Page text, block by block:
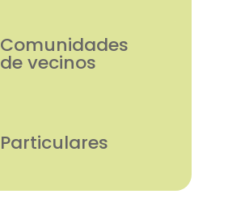
Comunidades
de vecinos
Particulares